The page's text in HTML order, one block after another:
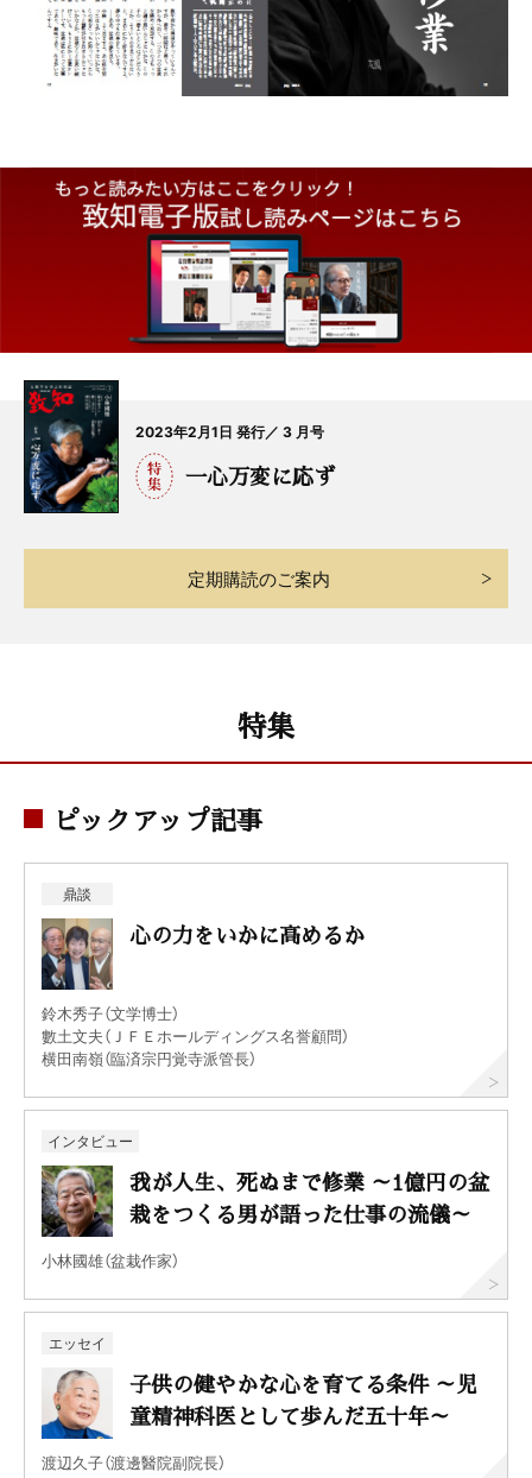
2023年2月1日 発行／ 3 月号
一心万変に応ず
定期購読のご案内
特集
ピックアップ記事
鼎談
心の力をいかに高めるか
鈴木秀子（文学博士）
數土文夫（ＪＦＥホールディングス名誉顧問）
横田南嶺（臨済宗円覚寺派管長）
インタビュー
我が人生、死ぬまで修業 ～1億円の盆
栽をつくる男が語った仕事の流儀～
小林國雄（盆栽作家）
エッセイ
子供の健やかな心を育てる条件 ～児
童精神科医として歩んだ五十年～
渡辺久子（渡邊醫院副院長）